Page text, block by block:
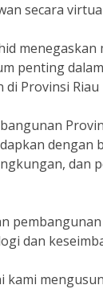
secara
penting
Provinsi Riau
dan
kami